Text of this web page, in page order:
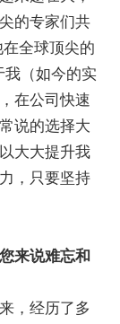
的专家们共
全球顶尖的
我（如今的实
在公司快速
说的选择大
大大提升我
，只要坚持
来说难忘和
，经历了多